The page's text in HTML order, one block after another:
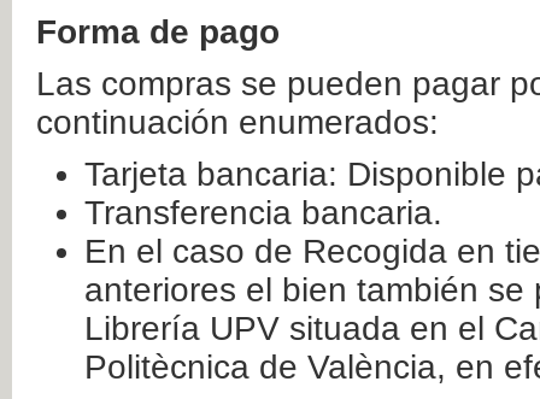
Forma de pago
Las compras se pueden pagar
continuación enumerados:
Tarjeta bancaria: Disponible
Transferencia bancaria.
En el caso de Recogida en
anteriores el bien también
Librería UPV situada en el
Politècnica de València, en